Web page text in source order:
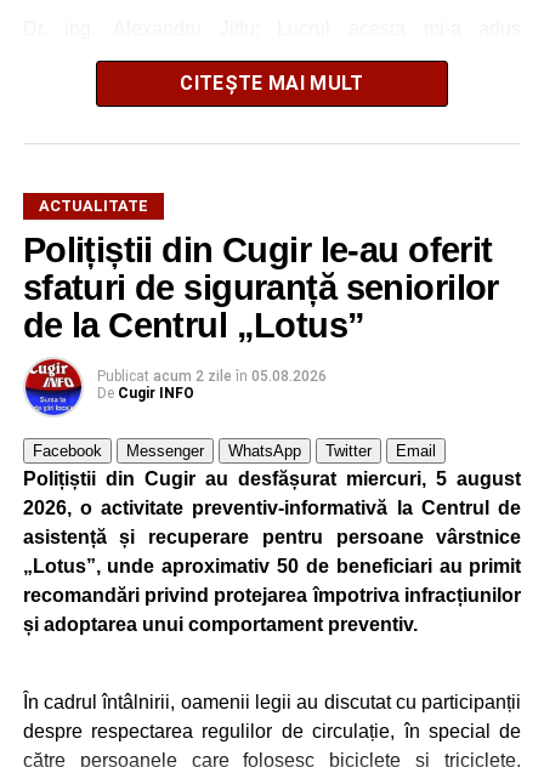
întotdeuna succes
„Nu am lucrat niciodată pentru guverne. În România am
lucrat la Uzina Mecanică Cugir care era întreprindere de
și aici bugetele sunt ale firmelor. Foarte mulți dintre
foarte mult pentru că eu nu am început niciodată un
proiect, o comandă, din ziua în care mi s-a dat, ci am
început planificarea livrării din ziua în care trebuia să
încep producția. Lucrul acesta mi-a dat întotdeuna succes.
Dacă nu te implici 150% într-un proiect, ai mare șanse să
ratezi”.
Elon Musk mi-a strâns mâna de trei ori
„Am avut șansă să lucrez pentru Elon Musk. Mi-a strâns
mâna de trei ori. Am fost director de proiect la prima lui
fabrică de autoturisme din Fremont. Nu comentez prea
multe la adresa domniei sale fiindcă a intrat în politcă (
echipa președintelui Donald Trump) și a făcut o mare
O parte dintre realizările dr. ing. Alexandru Jittu
CITEȘTE MAI MULT
ACTUALITATE
Polițiștii din Cugir le-au oferit
sfaturi de siguranță seniorilor
de la Centrul „Lotus”
Publicat acum 2 zile în 05.08.2026
De Cugir INFO
Facebook Messenger WhatsApp Twitter Email
Polițiștii din Cugir au desfășurat miercuri, 5 august
2026, o activitate preventiv-informativă la Centrul de
asistență și recuperare pentru persoane vârstnice
„Lotus”, unde aproximativ 50 de beneficiari au primit
recomandări privind protejarea împotriva infracțiunilor
și adoptarea unui comportament preventiv.
În cadrul întâlnirii, oamenii legii au discutat cu participanții
despre respectarea regulilor de circulație, în special de
către persoanele care folosesc biciclete și triciclete,